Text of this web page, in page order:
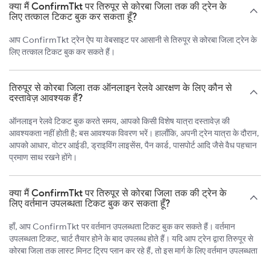
क्या मैं ConfirmTkt पर तिरुपूर से कोरबा जिला तक की ट्रेन के
लिए तत्काल टिकट बुक कर सकता हूँ?
आप ConfirmTkt ट्रेन ऐप या वेबसाइट पर आसानी से तिरुपूर से कोरबा जिला ट्रेन के
लिए तत्काल टिकट बुक कर सकते हैं।
तिरुपूर से कोरबा जिला तक ऑनलाइन रेलवे आरक्षण के लिए कौन से
दस्तावेज़ आवश्यक हैं?
ऑनलाइन रेलवे टिकट बुक करते समय, आपको किसी विशेष यात्रा दस्तावेज़ की
आवश्यकता नहीं होती है; बस आवश्यक विवरण भरें। हालाँकि, अपनी ट्रेन यात्रा के दौरान,
आपको आधार, वोटर आईडी, ड्राइविंग लाइसेंस, पैन कार्ड, पासपोर्ट आदि जैसे वैध पहचान
प्रमाण साथ रखने होंगे।
क्या मैं ConfirmTkt पर तिरुपूर से कोरबा जिला तक की ट्रेन के
लिए वर्तमान उपलब्धता टिकट बुक कर सकता हूँ?
हाँ, आप ConfirmTkt पर वर्तमान उपलब्धता टिकट बुक कर सकते हैं। वर्तमान
उपलब्धता टिकट, चार्ट तैयार होने के बाद उपलब्ध होते हैं। यदि आप ट्रेन द्वारा तिरुपूर से
कोरबा जिला तक लास्ट मिनट ट्रिप प्लान कर रहे हैं, तो इस मार्ग के लिए वर्तमान उपलब्धता